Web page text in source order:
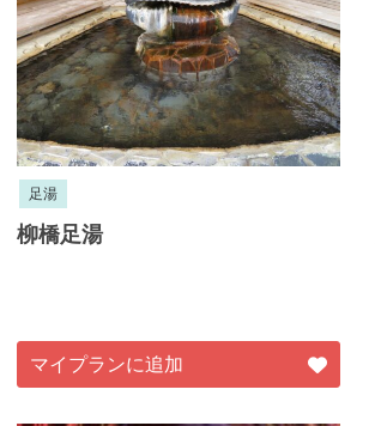
足湯
柳橋足湯
マイプランに追加